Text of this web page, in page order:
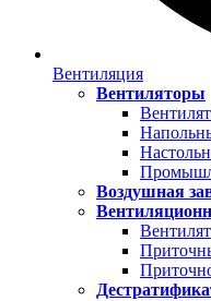
Вентиляция
Вентиляторы
Воздушная